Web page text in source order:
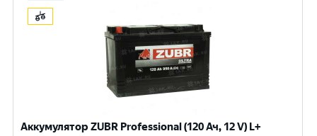
Аккумулятор ZUBR Professional (120 Ач, 12 V) L+